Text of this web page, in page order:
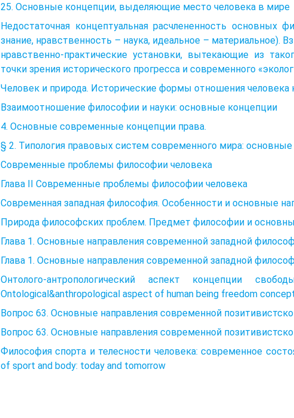
25. Основные концепции, выделяющие место человека в мире
Недостаточная концептуальная расчлененность основных
знание, нравственность – наука, идеальное – материальное).
нравственно-практические установки, вытекающие из
точки зрения исторического прогресса и современного
Человек и природа. Исторические формы отношения человека
Взаимоотношение философии и науки: основные концепции
4. Основные современные концепции права.
§ 2. Типология правовых систем современного мира:
Современные проблемы философии человека
Глава II Современные проблемы философии человека
Современная западная философия. Особенности и основные
Природа философских проблем. Предмет философии и
Глава 1. Основные направления современной западной
Глава 1. Основные направления современной западной
Онтолого-антропологический аспект концепции
Ontological&anthropological aspect of human being freedom
Вопрос 63. Основные направления современной
Вопрос 63. Основные направления современной
Философия спорта и телесности человека: современное
of sport and body: today and tomorrow